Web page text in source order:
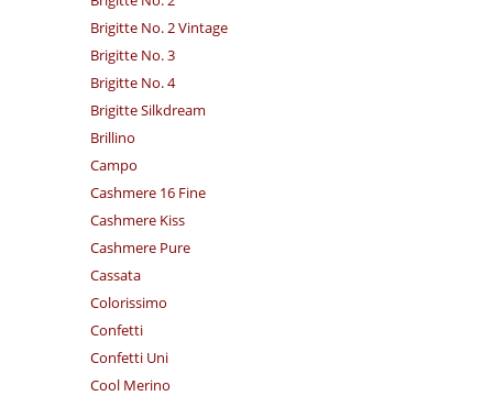
Brigitte No. 2 Vintage
Brigitte No. 3
Brigitte No. 4
Brigitte Silkdream
Brillino
Campo
Cashmere 16 Fine
Cashmere Kiss
Cashmere Pure
Cassata
Colorissimo
Confetti
Confetti Uni
Cool Merino